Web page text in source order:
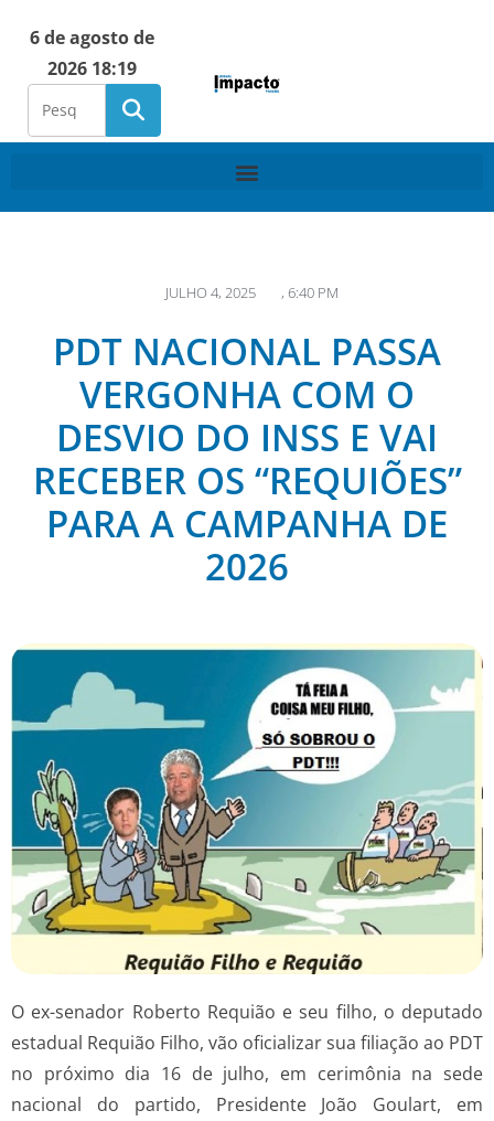
6 de agosto de
2026 18:19
JULHO 4, 2025 , 6:40 PM
PDT NACIONAL PASSA
VERGONHA COM O
DESVIO DO INSS E VAI
RECEBER OS “REQUIÕES”
PARA A CAMPANHA DE
2026
O ex-senador Roberto Requião e seu filho, o deputado
estadual Requião Filho, vão oficializar sua filiação ao PDT
no próximo dia 16 de julho, em cerimônia na sede
nacional do partido, Presidente João Goulart, em